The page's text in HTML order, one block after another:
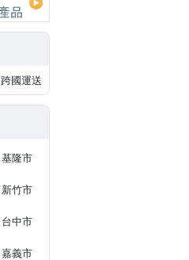
跨國運送
基隆市
新竹市
台中市
嘉義市